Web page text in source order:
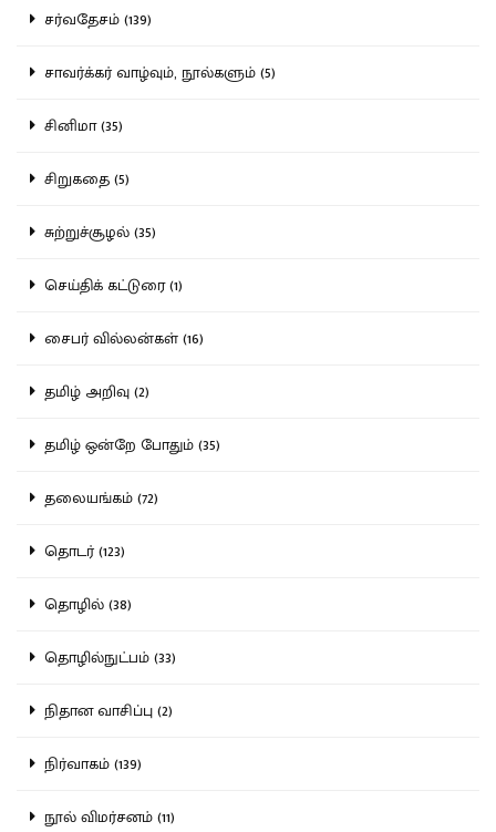
சர்வதேசம் (139)
சாவர்க்கர் வாழ்வும், நூல்களும் (5)
சினிமா (35)
சிறுகதை (5)
சுற்றுச்சூழல் (35)
செய்திக் கட்டுரை (1)
சைபர் வில்லன்கள் (16)
தமிழ் அறிவு (2)
தமிழ் ஒன்றே போதும் (35)
தலையங்கம் (72)
தொடர் (123)
தொழில் (38)
தொழில்நுட்பம் (33)
நிதான வாசிப்பு (2)
நிர்வாகம் (139)
நூல் விமர்சனம் (11)